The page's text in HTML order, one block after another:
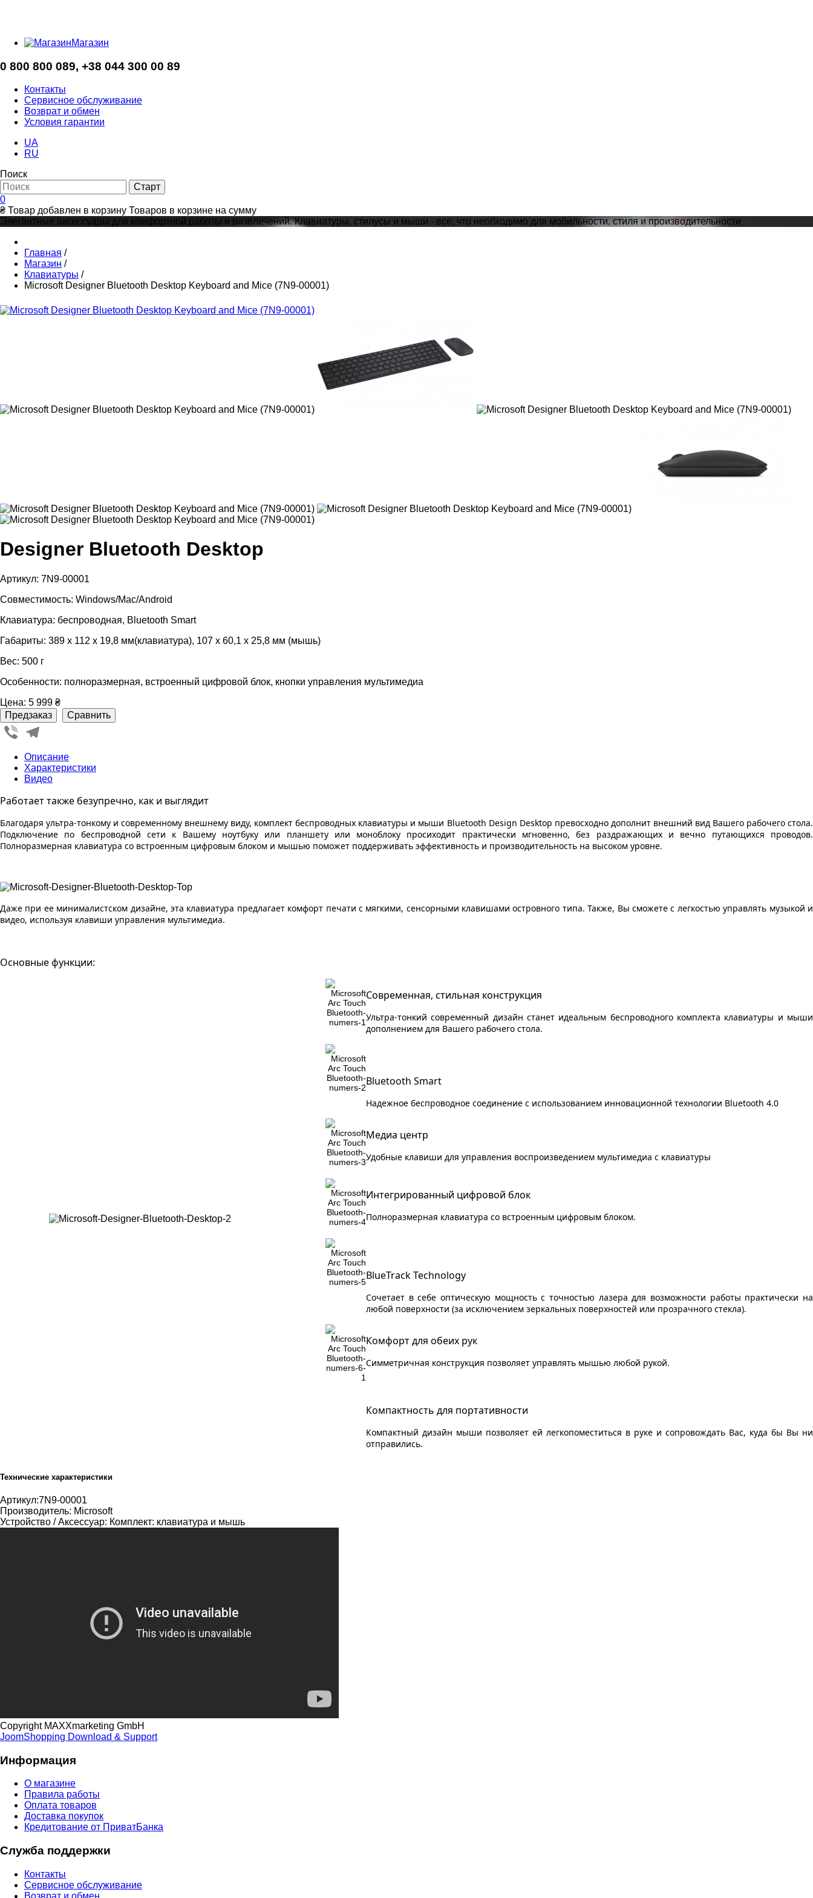
Магазин
0 800 800 089, +38 044 300 00 89
Контакты
Cервисное обслуживание
Возврат и обмен
Условия гарантии
UA
RU
Поиск
0
₴ Товар добавлен в корзину Товаров в корзине на сумму
Элегантные аксессуары для комфортной работы и развлечений. Клавиатуры, стилусы и мыши - все, что необходимо для мобильности, стиля и производительности
Главная /
Магазин /
Клавиатуры /
Microsoft Designer Bluetooth Desktop Keyboard and Mice (7N9-00001)
Designer Bluetooth Desktop
Артикул: 7N9-00001
Совместимость: Windows/Mac/Android
Клавиатура: беспроводная, Bluetooth Smart
Габариты: 389 х 112 х 19,8 мм(клавиатура), 107 х 60,1 x 25,8 мм (мышь)
Вес: 500 г
Особенности: полноразмерная, встроенный цифровой блок, кнопки управления мультимедиа
Цена: 5 999 ₴
Viber
Описание
Характеристики
Видео
Работает также безупречно, как и выглядит
Благодаря ультра-тонкому и современному внешнему виду, комплект беспроводных клавиатуры и мыши Bluetooth Design Desktop превосходно дополнит внешний вид Вашего рабочего стола.
Подключение по беспроводной сети к Вашему ноутбуку или планшету или моноблоку просиходит практически мгновенно, без раздражающих и вечно путающихся проводов.
Полноразмерная клавиатура со встроенным цифровым блоком и мышью поможет поддерживать эффективность и производительность на высоком уровне.
Даже при ее минималистском дизайне, эта клавиатура предлагает комфорт печати с мягкими, сенсорными клавишами островного типа. Также, Вы сможете с легкостью управлять музыкой и
видео, используя клавиши управления мультимедиа.
Основные функции:
Современная, стильная конструкция
Ультра-тонкий современный дизайн станет идеальным беспроводного комплекта клавиатуры и мыши
дополнением для Вашего рабочего стола.
Bluetooth Smart
Надежное беспроводное соединение с использованием инновационной технологии Bluetooth 4.0
Медиа центр
Удобные клавиши для управления воспроизведением мультимедиа с клавиатуры
Интегрированный цифровой блок
Полноразмерная клавиатура со встроенным цифровым блоком.
BlueTrack Technology
Сочетает в себе оптическую мощность с точностью лазера для возможности работы практически на
любой поверхности (за исключением зеркальных поверхностей или прозрачного стекла).
Комфорт для обеих рук
Симметричная конструкция позволяет управлять мышью любой рукой.
Компактность для портативности
Компактный дизайн мыши позволяет ей легкопоместиться в руке и сопровождать Вас, куда бы Вы ни
отправились.
Технические характеристики
Артикул:7N9-00001
Производитель: Microsoft
Устройство / Аксессуар: Комплект: клавиатура и мышь
Copyright MAXXmarketing GmbH
JoomShopping Download & Support
Информация
О магазине
Правила работы
Оплата товаров
Доставка покупок
Кредитование от ПриватБанка
Служба поддержки
Контакты
Cервисное обслуживание
Возврат и обмен